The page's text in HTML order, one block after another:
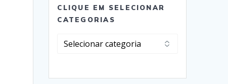
CLIQUE EM SELECIONAR
CATEGORIAS
Clique